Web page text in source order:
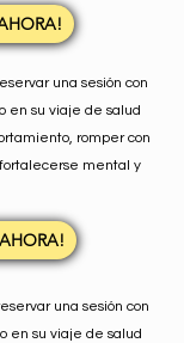
una sesión con
en su viaje de salud
romper con
mental y
AHORA!
una sesión con
en su viaje de salud